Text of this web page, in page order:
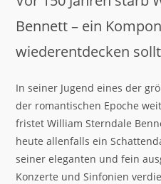
Bennett – ein
wiederentdecken
In seiner Jugend eines der
der romantischen Epoche
fristet William Sterndale
heute allenfalls ein
seiner eleganten und fein
Konzerte und Sinfonien